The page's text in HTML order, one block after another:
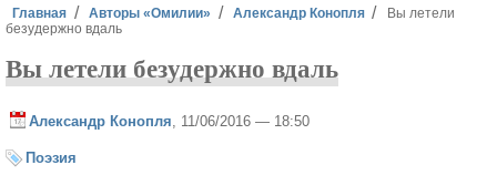
Вы здесь
Главная Авторы «Омилии» Александр Конопля
Вы летели
безудержно вдаль
Вы летели безудержно вдаль
Александр Конопля , 11/06/2016 — 18:50
Поэзия